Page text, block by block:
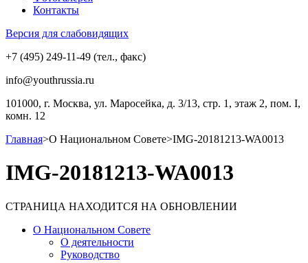
Контакты
Версия для слабовидящих
+7 (495) 249-11-49 (тел., факс)
info@youthrussia.ru
101000, г. Москва, ул. Маросейка, д. 3/13, стр. 1, этаж 2, пом. I,
комн. 12
Главная>О Национальном Совете>IMG-20181213-WA0013
IMG-20181213-WA0013
СТРАНИЦА НАХОДИТСЯ НА ОБНОВЛЕНИИ
О Национальном Совете
О деятельности
Руководство